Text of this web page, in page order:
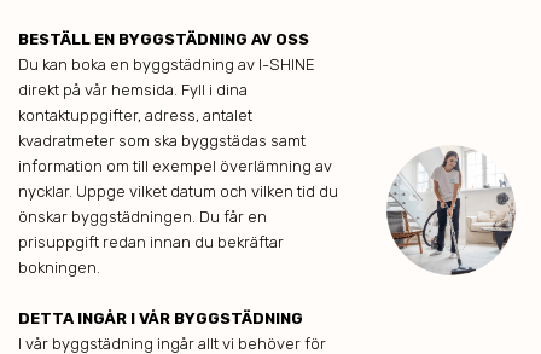
BESTÄLL EN BYGGSTÄDNING AV OSS
Du kan boka en byggstädning av I-SHINE
direkt på vår hemsida. Fyll i dina
kontaktuppgifter, adress, antalet
kvadratmeter som ska byggstädas samt
information om till exempel överlämning av
nycklar. Uppge vilket datum och vilken tid du
önskar byggstädningen. Du får en
prisuppgift redan innan du bekräftar
bokningen.
DETTA INGÅR I VÅR BYGGSTÄDNING
I vår byggstädning ingår allt vi behöver för